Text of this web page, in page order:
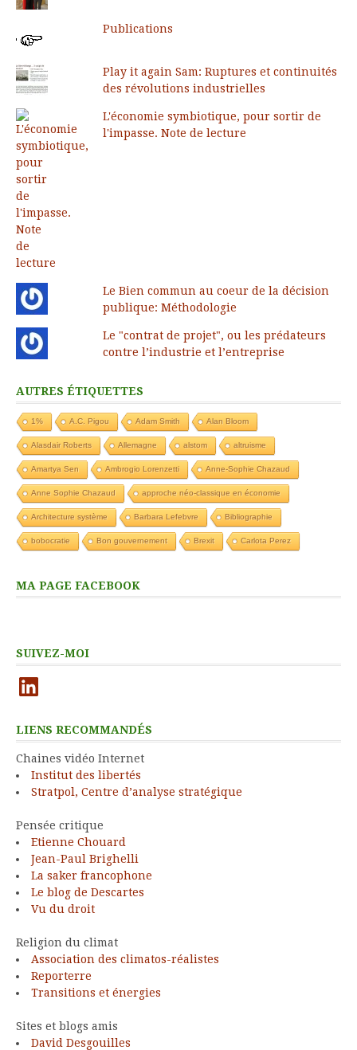
Publications
Play it again Sam: Ruptures et continuités
des révolutions industrielles
L'économie symbiotique, pour sortir de
l'impasse. Note de lecture
Le Bien commun au coeur de la décision
publique: Méthodologie
Le "contrat de projet", ou les prédateurs
contre l’industrie et l’entreprise
AUTRES ÉTIQUETTES
1% A.C. Pigou Adam Smith Alan Bloom
Alasdair Roberts Allemagne alstom altruisme
Amartya Sen Ambrogio Lorenzetti Anne-Sophie Chazaud
Anne Sophie Chazaud approche néo-classique en économie
Architecture système Barbara Lefebvre Bibliographie
bobocratie Bon gouvernement Brexit Carlota Perez
MA PAGE FACEBOOK
SUIVEZ-MOI
LinkedIn
LIENS RECOMMANDÉS
Chaines vidéo Internet
Institut des libertés
Stratpol, Centre d’analyse stratégique
Pensée critique
Etienne Chouard
Jean-Paul Brighelli
La saker francophone
Le blog de Descartes
Vu du droit
Religion du climat
Association des climatos-réalistes
Reporterre
Transitions et énergies
Sites et blogs amis
David Desgouilles